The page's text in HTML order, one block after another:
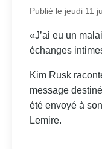
Publié le jeudi 11
«J’ai eu un
échanges
Kim Rusk
message
été envoyé à
Lemire.